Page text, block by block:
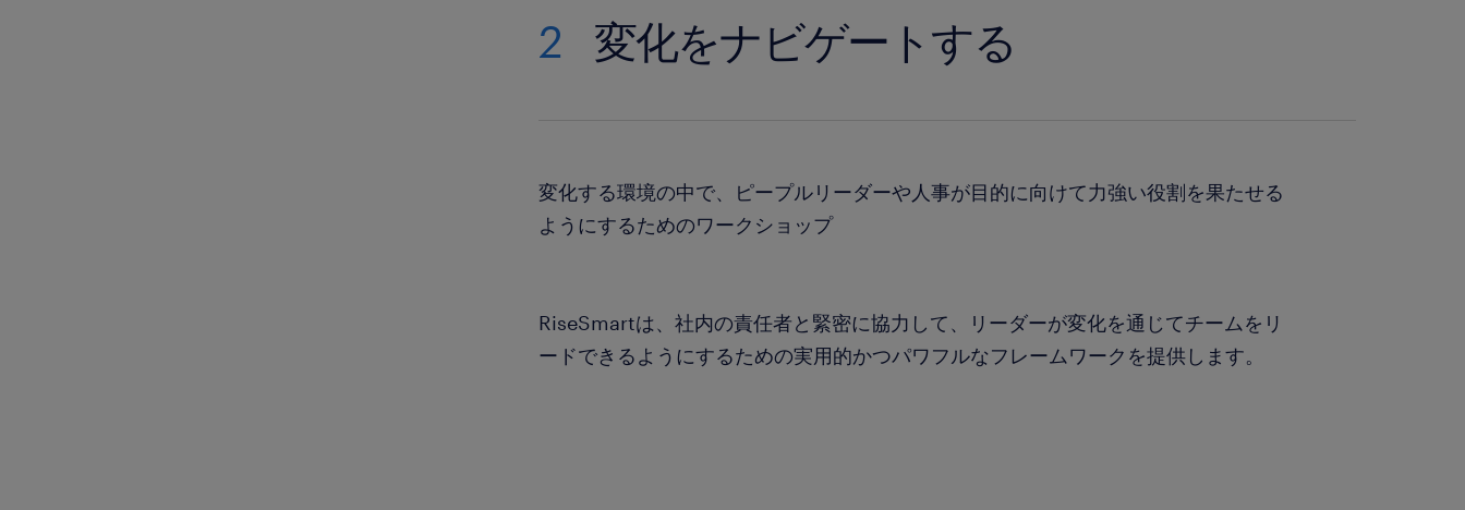
2 変化をナビゲートする
変化する環境の中で、ピープルリーダーや人事が目的に向けて力強い役割を果たせる
ようにするためのワークショップ
RiseSmartは、社内の責任者と緊密に協力して、リーダーが変化を通じてチームをリ
ードできるようにするための実用的かつパワフルなフレームワークを提供します。